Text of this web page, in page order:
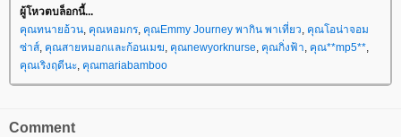
ผู้โหวตบล็อกนี้...
คุณทนายอ้วน, คุณหอมกร, คุณEmmy Journey พากิน พาเที่ยว, คุณโอน่าจอม
ซ่าส์, คุณสายหมอกและก้อนเมฆ, คุณnewyorknurse, คุณกิ่งฟ้า, คุณ**mp5**,
คุณเริงฤดีนะ, คุณmariabamboo
Comment